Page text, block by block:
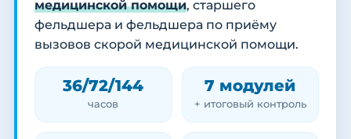
медицинской помощи, старшего
фельдшера и фельдшера по приёму
вызовов скорой медицинской помощи.
36/72/144
часов
7 модулей
+ итоговый контроль